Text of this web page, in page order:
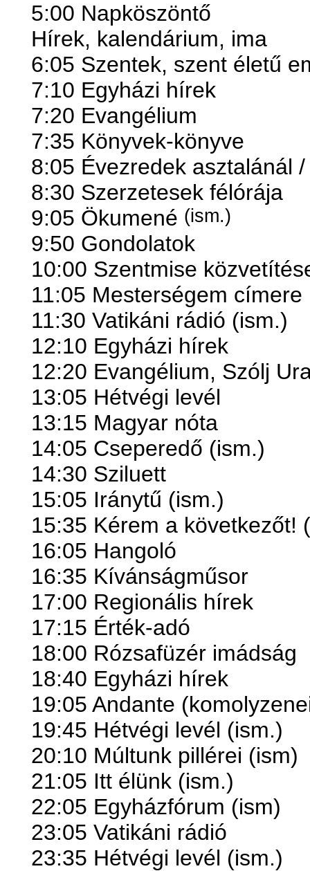
5:00 Napköszöntő
Hírek, kalendárium, ima
6:05 Szentek, szent életű
7:10 Egyházi hírek
7:20 Evangélium
7:35 Könyvek-könyve
8:05 Évezredek asztalánál
8:30 Szerzetesek félórája
9:05 Ökumené (ism.)
9:50 Gondolatok
10:00 Szentmise
11:05 Mesterségem címere
11:30 Vatikáni rádió (ism.)
12:10 Egyházi hírek
12:20 Evangélium, Szólj
13:05 Hétvégi levél
13:15 Magyar nóta
14:05 Cseperedő (ism.)
14:30 Sziluett
15:05 Iránytű (ism.)
15:35 Kérem a következőt!
16:05 Hangoló
16:35 Kívánságműsor
17:00 Regionális hírek
17:15 Érték-adó
18:00 Rózsafüzér imádság
18:40 Egyházi hírek
19:05 Andante
19:45 Hétvégi levél (ism.)
20:10 Múltunk pillérei (ism)
21:05 Itt élünk (ism.)
22:05 Egyházfórum (ism)
23:05 Vatikáni rádió
23:35 Hétvégi levél (ism.)